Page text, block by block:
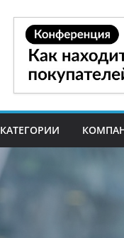
КАТЕГОРИИ